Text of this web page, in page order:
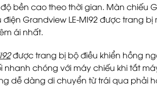
bền cao theo thời gian. Màn chiếu
Grandview LE-MI92 được trang
ái nhất.
được trang bị bộ điều khiển hồng
nhanh chóng với máy chiếu khi tắt
dễ dàng di chuyển từ trái qua phải